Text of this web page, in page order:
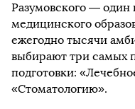
Разумовского — один
медицинского
ежегодно тысячи
выбирают три самых
подготовки:
«Стоматологию».